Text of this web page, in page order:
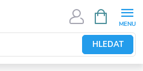
HLEDAT
NÁKUPNÍ
KOŠÍK